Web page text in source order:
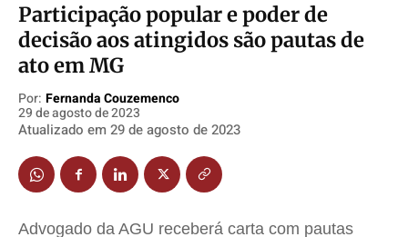
Socioeconômicas
Justiça
Socioeconômicas
Justiça
Socioeconômicas
Justiça
Socioeconômicas
Justiça
Participação popular e poder de
decisão aos atingidos são pautas de
ato em MG
Por: Fernanda Couzemenco
29 de agosto de 2023
Atualizado em 29 de agosto de 2023
Advogado da AGU receberá carta com pautas